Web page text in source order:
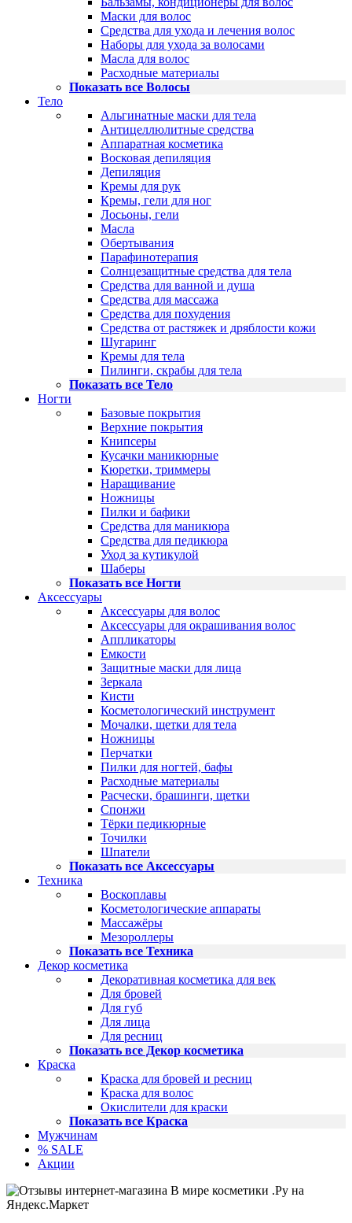
Маски для волос
Средства для ухода и лечения волос
Наборы для ухода за волосами
Масла для волос
Расходные материалы
Показать все Волосы
Тело
Альгинатные маски для тела
Антицеллюлитные средства
Аппаратная косметика
Восковая депиляция
Депиляция
Кремы для рук
Кремы, гели для ног
Лосьоны, гели
Масла
Обертывания
Парафинотерапия
Солнцезащитные средства для тела
Средства для ванной и душа
Средства для массажа
Средства для похудения
Средства от растяжек и дряблости кожи
Шугаринг
Кремы для тела
Пилинги, скрабы для тела
Показать все Тело
Ногти
Базовые покрытия
Верхние покрытия
Книпсеры
Кусачки маникюрные
Кюретки, триммеры
Наращивание
Ножницы
Пилки и бафики
Средства для маникюра
Средства для педикюра
Уход за кутикулой
Шаберы
Показать все Ногти
Аксессуары
Аксессуары для волос
Аксессуары для окрашивания волос
Аппликаторы
Емкости
Защитные маски для лица
Зеркала
Кисти
Косметологический инструмент
Мочалки, щетки для тела
Ножницы
Перчатки
Пилки для ногтей, бафы
Расходные материалы
Расчески, брашинги, щетки
Спонжи
Тёрки педикюрные
Точилки
Шпатели
Показать все Аксессуары
Техника
Воскоплавы
Косметологические аппараты
Массажёры
Мезороллеры
Показать все Техника
Декор косметика
Декоративная косметика для век
Для бровей
Для губ
Для лица
Для ресниц
Показать все Декор косметика
Краска
Краска для бровей и ресниц
Краска для волос
Окислители для краски
Показать все Краска
Мужчинам
% SALE
Акции